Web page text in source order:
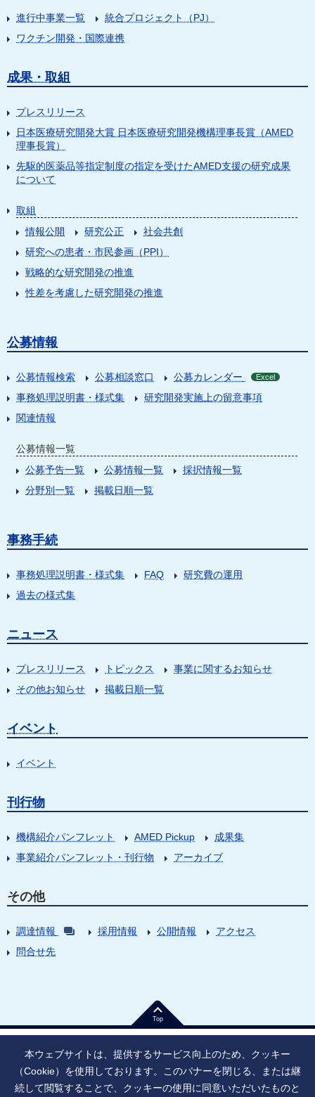
進行中事業一覧
統合プロジェクト（PJ）
ワクチン開発・国際連携
成果・取組
プレスリリース
日本医療研究開発大賞 日本医療研究開発機構理事長賞（AMED
理事長賞）
先駆的医薬品等指定制度の指定を受けたAMED支援の研究成果
について
取組
情報公開
研究公正
社会共創
研究への患者・市民参画（PPI）
戦略的な研究開発の推進
性差を考慮した研究開発の推進
公募情報
公募情報検索 公募相談窓口 公募カレンダー Excel
事務処理説明書・様式集
研究開発実施上の留意事項
関連情報
公募情報一覧
公募予告一覧
公募情報一覧
採択情報一覧
分野別一覧
掲載日順一覧
事務手続
事務処理説明書・様式集 FAQ
研究費の運用
過去の様式集
ニュース
プレスリリース トピックス
事業に関するお知らせ
その他お知らせ
掲載日順一覧
イベント
イベント
刊行物
機構紹介パンフレット AMED Pickup
成果集
事業紹介パンフレット・刊行物
アーカイブ
その他
調達情報 採用情報 公開情報
アクセス
問合せ先
Top
法人番号：9010005023796 東京都千代田区大手町1丁目7番1号
本ウェブサイトは、提供するサービス向上のため、クッキー
（Cookie）を使用しております。このバナーを閉じる、または継
続して閲覧することで、クッキーの使用に同意いただいたものと